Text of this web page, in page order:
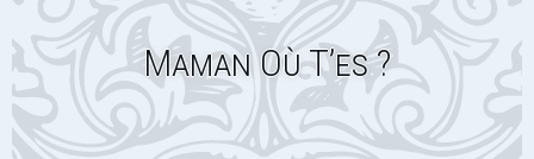
Maman Où T’es ?